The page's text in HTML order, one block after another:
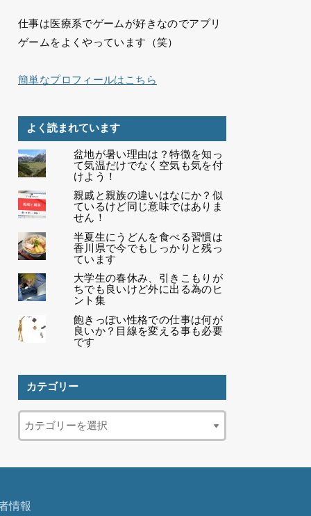
仕事は医療系でゲームが好きなのでアプリ
ゲームをよくやっています（笑）
簡単なプロフィールはこちら
よく読まれています
盆地が暑い理由は？特徴を知っ
て気温だけでなく空気も気を付
けよう！
親戚と親族の違いはなにか？似
ているけど同じ意味ではありま
せん！
半夏生にうどんを食べる習慣は
香川県で今でもしっかりと残っ
ています
大学生の春休み、引きこもりが
ちでも良いけど外に出る為のヒ
ント集
飽きっぽい性格での仕事は何が
良いか？目線を変える事も必要
です
カテゴリー
情報